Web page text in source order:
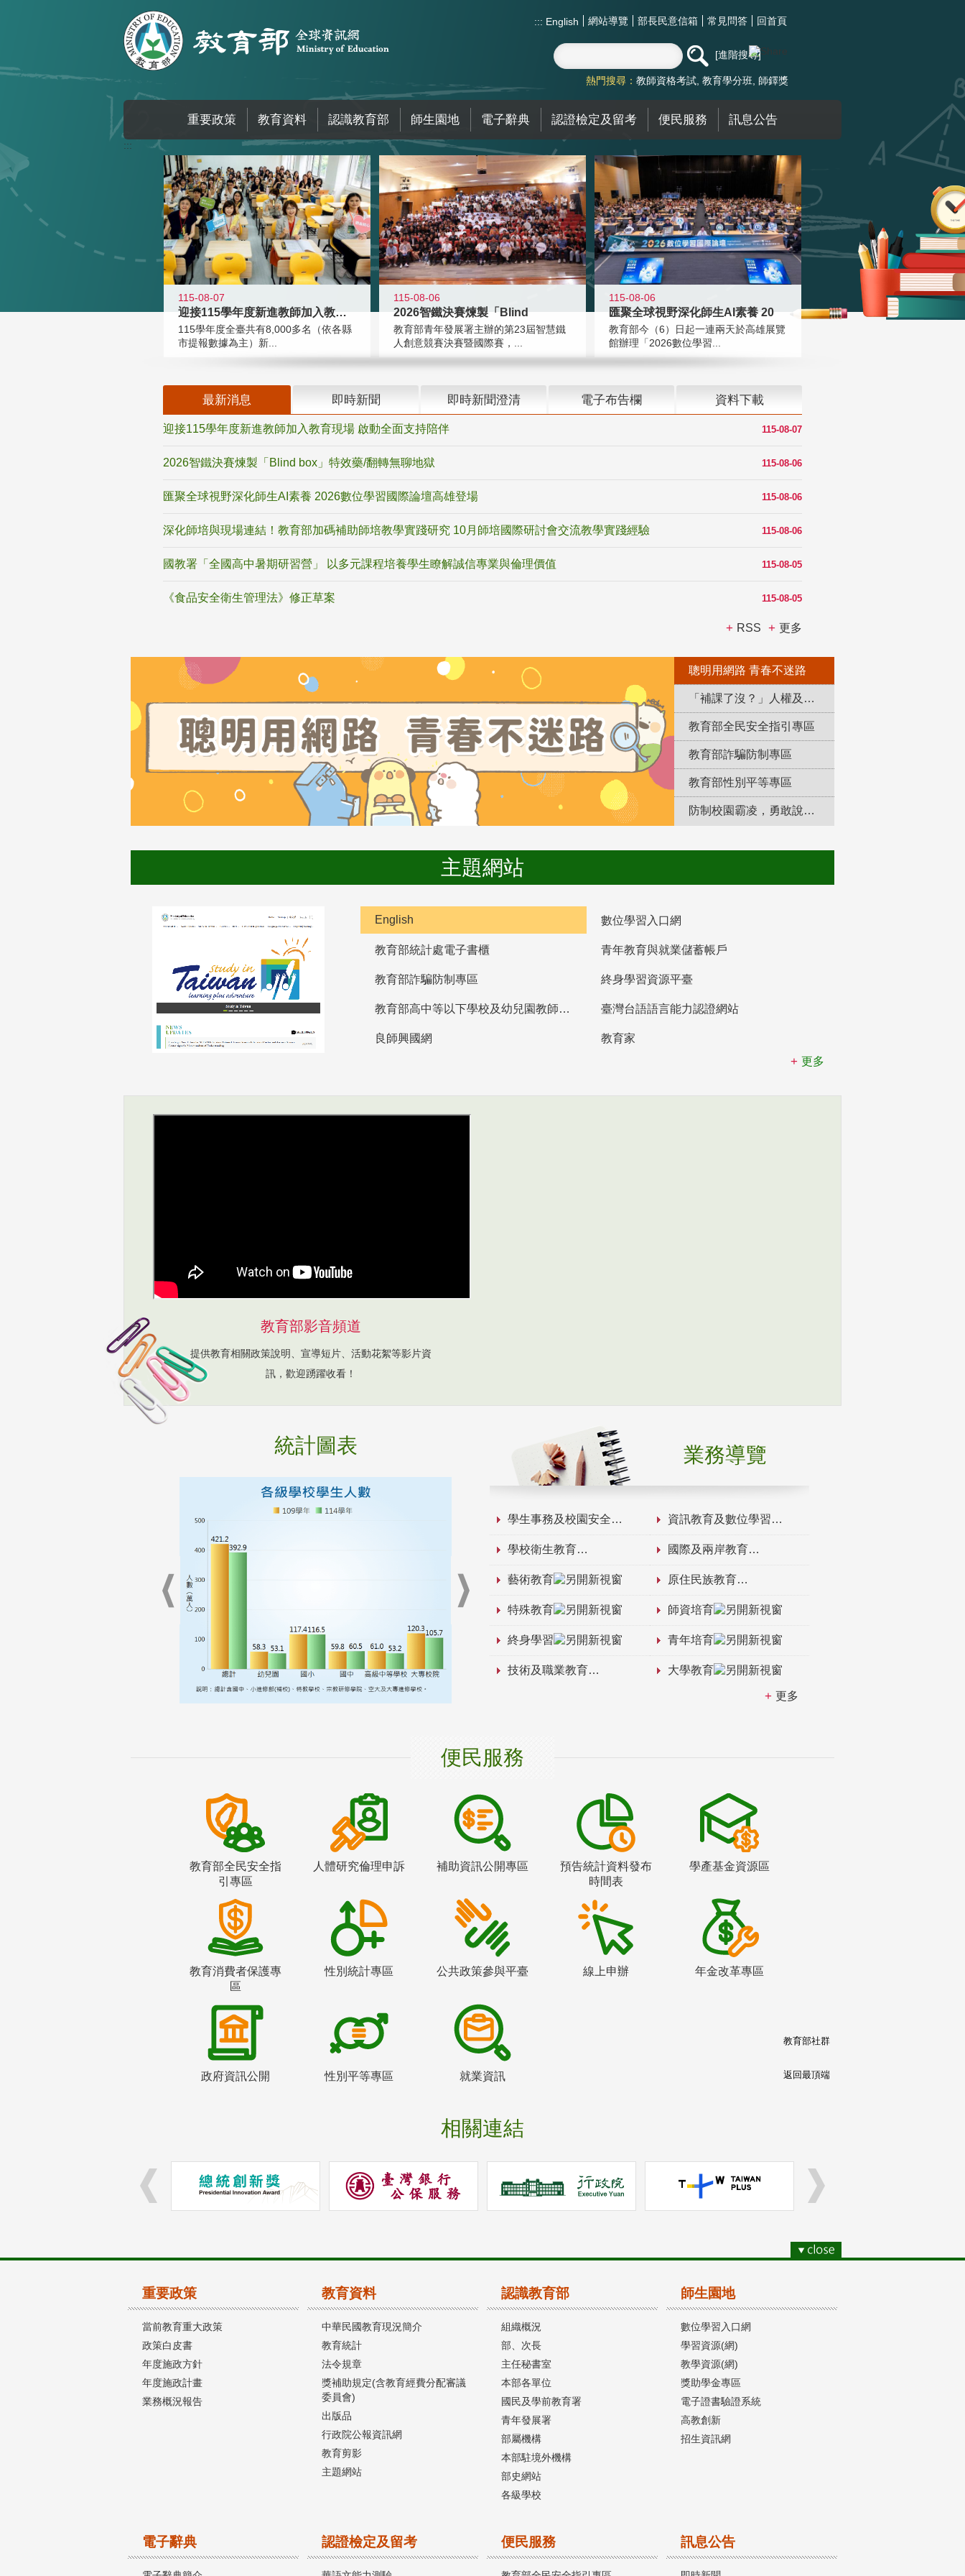
::: English 網站導覽 部長民意信箱 常見問答 回首頁
進階搜尋
熱門搜尋： 教師資格考試 教育學分班 師鐸獎
重要政策 教育資料 認識教育部 師生園地 電子辭典 認證檢定及留考 便民服務 訊息公告
:::
115-08-07
迎接115學年度新進教師加入教育現
115學年度全臺共有8,000多名（依各縣
市提報數據為主）新...
115-08-06
2026智鐵決賽煉製「Blind
教育部青年發展署主辦的第23屆智慧鐵
人創意競賽決賽暨國際賽，...
115-08-06
匯聚全球視野深化師生AI素養 20
教育部今（6）日起一連兩天於高雄展覽
館辦理「2026數位學習...
最新消息 即時新聞 即時新聞澄清 電子布告欄 資料下載
115-08-07
迎接115學年度新進教師加入教育現場 啟動全面支持陪伴
115-08-06
2026智鐵決賽煉製「Blind box」特效藥/翻轉無聊地獄
115-08-06
匯聚全球視野深化師生AI素養 2026數位學習國際論壇高雄登場
115-08-06
深化師培與現場連結！教育部加碼補助師培教學實踐研究 10月師培國際研討會交流教學實踐經驗
115-08-05
國教署「全國高中暑期研習營」 以多元課程培養學生瞭解誠信專業與倫理價值
115-08-05
《食品安全衛生管理法》修正草案
RSS 更多
聰明用網路 青春不迷路
「補課了沒？」人權及轉型正義教育專區
教育部全民安全指引專區
教育部詐騙防制專區
教育部性別平等專區
防制校園霸凌，勇敢說出來！
主題網站
English 數位學習入口網
教育部統計處電子書櫃 青年教育與就業儲蓄帳戶
教育部詐騙防制專區 終身學習資源平臺
教育部高中等以下學校及幼兒園教師資格檢定考試 臺灣台語語言能力認證網站
良師興國網
教育家
更多
教育部影音頻道
提供教育相關政策說明、宣導短片、活動花絮等影片資
訊，歡迎踴躍收看！
統計圖表 業務導覽
學生事務及校園安全 資訊教育及數位學習
學校衛生教育 國際及兩岸教育
藝術教育 原住民族教育
特殊教育 師資培育
終身學習 青年培育
技術及職業教育 大學教育
更多
便民服務
教育部全民安全指
引專區
人體研究倫理申訴 補助資訊公開專區
預告統計資料發布
時間表
學產基金資源區
教育消費者保護專
區
性別統計專區 公共政策參與平臺 線上申辦 年金改革專區
政府資訊公開 性別平等專區 就業資訊
相關連結
教育部社群
返回最頂端
重要政策
當前教育重大政策
政策白皮書
年度施政方針
年度施政計畫
業務概況報告
教育資料
中華民國教育現況簡介
教育統計
法令規章
獎補助規定(含教育經費分配審議
委員會)
出版品
行政院公報資訊網
教育剪影
主題網站
認識教育部
組織概況
部、次長
主任秘書室
本部各單位
國民及學前教育署
青年發展署
部屬機構
本部駐境外機構
部史網站
各級學校
師生園地
數位學習入口網
學習資源(網)
教學資源(網)
獎助學金專區
電子證書驗證系統
高教創新
招生資訊網
電子辭典 認證檢定及留考 便民服務 訊息公告